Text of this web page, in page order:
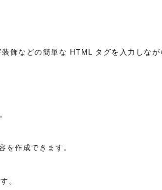
飾などの簡単な HTML タグを入力しなが
を作成できます。
。